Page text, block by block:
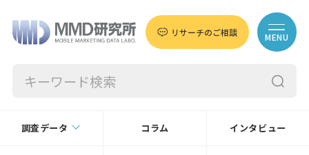
リサーチのご相談 MENU
調査データ コラム インタビュー